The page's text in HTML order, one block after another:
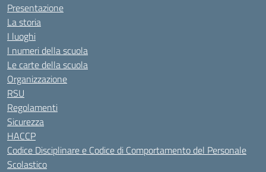
Presentazione
La storia
I luoghi
I numeri della scuola
Le carte della scuola
Organizzazione
RSU
Regolamenti
Sicurezza
HACCP
Codice Disciplinare e Codice di Comportamento del Personale
Scolastico